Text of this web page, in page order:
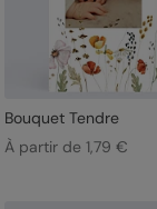
Bouquet Tendre
À partir de 1,79 €